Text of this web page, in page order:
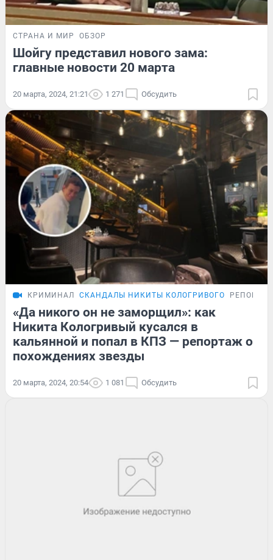
СТРАНА И МИР ОБЗОР
Шойгу представил нового зама:
главные новости 20 марта
20 марта, 2024, 21:21 1 271 Обсудить
КРИМИНАЛ СКАНДАЛЫ НИКИТЫ КОЛОГРИВОГО
«Да никого он не заморщил»: как
Никита Кологривый кусался в
кальянной и попал в КПЗ — репортаж о
похождениях звезды
20 марта, 2024, 20:54 1 081 Обсудить